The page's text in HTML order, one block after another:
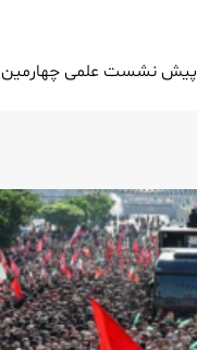
پیش نشست علمی چهارمین